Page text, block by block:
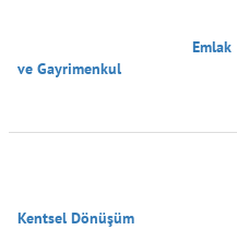
ve Gayrimenkul
Kentsel Dönüşüm